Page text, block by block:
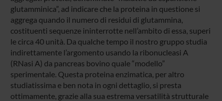
glutamminica”, ad indicare che la proteina in questione si
aggrega quando il numero di residui di glutammina,
costituenti sequenze ininterrotte nell’ambito di essa, superi
le circa 40 unità. Da qualche tempo il nostro gruppo studia
indirettamente l’argomento usando la ribonucleasi A
(RNasi A) da pancreas bovino quale “modello”
sperimentale. Questa proteina enzimatica, per altro
studiatissima e ben nota in ogni dettaglio, si presta
ottimamente, grazie alla sua estrema versatilità strutturale